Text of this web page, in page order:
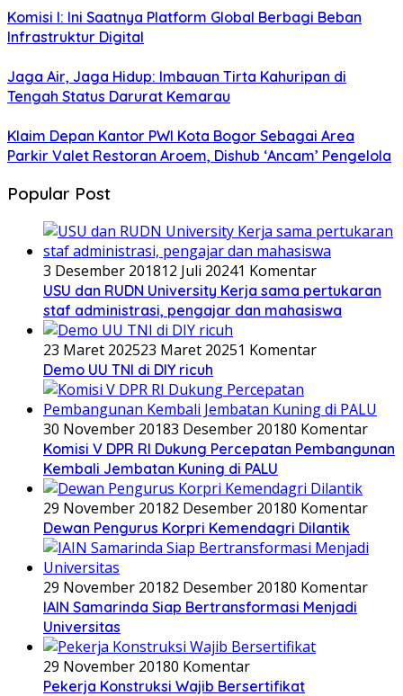
Komisi I: Ini Saatnya Platform Global Berbagi Beban
Infrastruktur Digital
Jaga Air, Jaga Hidup: Imbauan Tirta Kahuripan di
Tengah Status Darurat Kemarau
Klaim Depan Kantor PWI Kota Bogor Sebagai Area
Parkir Valet Restoran Aroem, Dishub ‘Ancam’ Pengelola
Popular Post
3 Desember 201812 Juli 20241 Komentar
USU dan RUDN University Kerja sama pertukaran
staf administrasi, pengajar dan mahasiswa
23 Maret 202523 Maret 20251 Komentar
Demo UU TNI di DIY ricuh
30 November 20183 Desember 20180 Komentar
Komisi V DPR RI Dukung Percepatan Pembangunan
Kembali Jembatan Kuning di PALU
29 November 20182 Desember 20180 Komentar
Dewan Pengurus Korpri Kemendagri Dilantik
29 November 20182 Desember 20180 Komentar
IAIN Samarinda Siap Bertransformasi Menjadi
Universitas
29 November 20180 Komentar
Pekerja Konstruksi Wajib Bersertifikat